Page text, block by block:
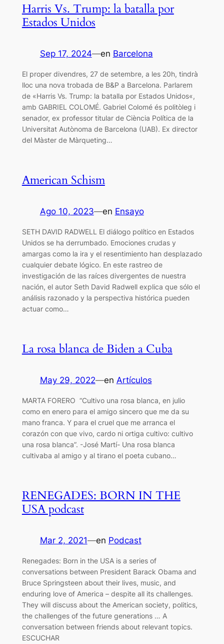
Harris Vs. Trump: la batalla por
Estados Unidos
Sep 17, 2024—en Barcelona
El proper divendres, 27 de setembre, a les 20h, tindrà
lloc una nova trobada de B&P a Barcelona. Parlarem
de «Harris Vs. Trump: la batalla por Estados Unidos«,
amb GABRIEL COLOMÉ. Gabriel Colomé és politòleg i
senador, ex professor titular de Ciència Política de la
Universitat Autònoma de Barcelona (UAB). Ex director
del Màster de Màrqueting…
American Schism
Ago 10, 2023—en Ensayo
SETH DAVID RADWELL El diálogo político en Estados
Unidos se ha derrumbado. Emociones crudas y
amargas como la ira y el resentimiento han desplazado
cualquier debate lógico. En este rastreo de
investigación de las raíces divergentes de nuestra
nación, el autor Seth David Radwell explica que sólo el
análisis razonado y la perspectiva histórica pueden
actuar como…
La rosa blanca de Biden a Cuba
May 29, 2022—en Artículos
MARTA FORERO “Cultivo una rosa blanca, en julio
como en enero para el amigo sincero que me da su
mano franca. Y para el cruel que me arranca el
corazón con que vivo, cardo ni ortiga cultivo: cultivo
una rosa blanca”. -José Martí- Una rosa blanca
cultivaba al amigo y al tirano el poeta cubano…
RENEGADES: BORN IN THE
USA podcast
Mar 2, 2021—en Podcast
Renegades: Born in the USA is a series of
conversations between President Barack Obama and
Bruce Springsteen about their lives, music, and
enduring love of America – despite all its challenges.
They will discuss about the American society, politics,
the challenges of the future generations … A
conversation between friends about relevant topics.
ESCUCHAR